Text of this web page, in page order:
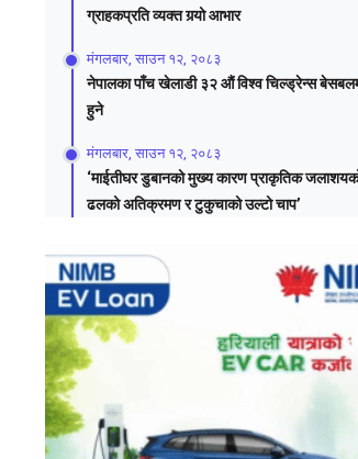
ग्राहकप्रति व्यक्त गर्‍यो आभार
मंगलबार, साउन १२, २०८३
नेपालका पाँच खेलाडी ३२ औं विश्व चिल्ड्रेन्स
हुने
मंगलबार, साउन १२, २०८३
‘माईतीघर डुबानको मुख्य कारण प्राकृतिक
ढलको अतिक्रमण र टुकुचाको उल्टो चाप’